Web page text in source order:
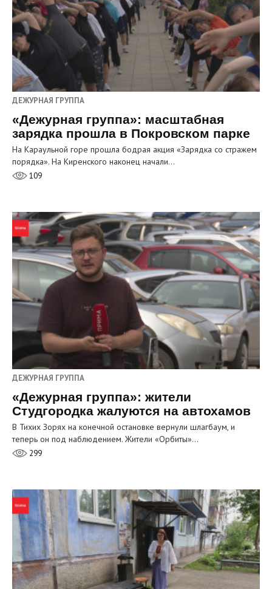
ДЕЖУРНАЯ ГРУППА
«Дежурная группа»: масштабная
зарядка прошла в Покровском парке
На Караульной горе прошла бодрая акция «Зарядка со стражем
порядка». На Киренского наконец начали…
109
ДЕЖУРНАЯ ГРУППА
«Дежурная группа»: жители
Студгородка жалуются на автохамов
В Тихих Зорях на конечной остановке вернули шлагбаум, и
теперь он под наблюдением. Жители «Орбиты»…
299